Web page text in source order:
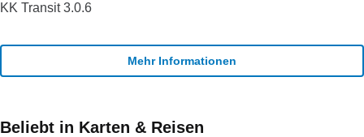
KK Transit 3.0.6
Mehr Informationen
Beliebt in Karten & Reisen